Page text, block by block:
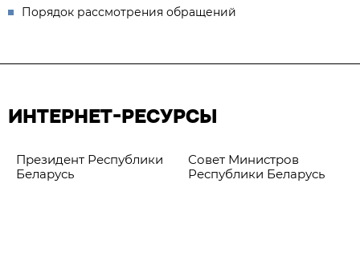
Порядок рассмотрения обращений
ИНТЕРНЕТ-РЕСУРСЫ
Президент Республики
Беларусь
Совет Министров
Республики Беларусь